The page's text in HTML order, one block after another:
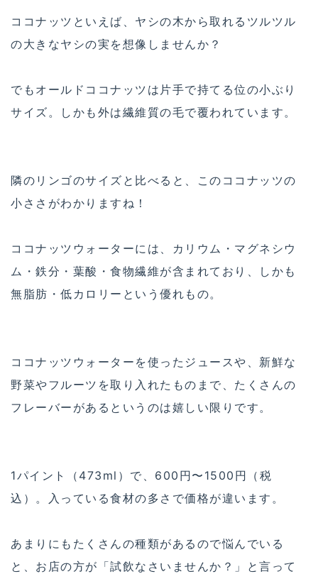
ココナッツといえば、ヤシの木から取れるツルツル
の大きなヤシの実を想像しませんか？
でもオールドココナッツは片手で持てる位の小ぶり
サイズ。しかも外は繊維質の毛で覆われています。
隣のリンゴのサイズと比べると、このココナッツの
小ささがわかりますね！
ココナッツウォーターには、カリウム・マグネシウ
ム・鉄分・葉酸・食物繊維が含まれており、しかも
無脂肪・低カロリーという優れもの。
ココナッツウォーターを使ったジュースや、新鮮な
野菜やフルーツを取り入れたものまで、たくさんの
フレーバーがあるというのは嬉しい限りです。
1パイント（473ml）で、600円〜1500円（税
込）。入っている食材の多さで価格が違います。
あまりにもたくさんの種類があるので悩んでいる
と、お店の方が「試飲なさいませんか？」と言って